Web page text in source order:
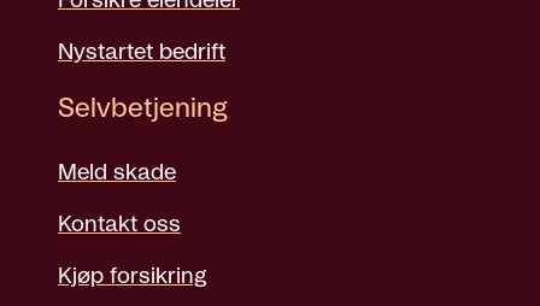
Nystartet bedrift
Selvbetjening
Meld skade
Kontakt oss
Kjøp forsikring